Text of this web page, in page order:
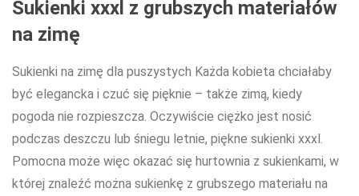
Sukienki xxxl z grubszych materiałów
na zimę
Sukienki na zimę dla puszystych Każda kobieta chciałaby
być elegancka i czuć się pięknie – także zimą, kiedy
pogoda nie rozpieszcza. Oczywiście ciężko jest nosić
podczas deszczu lub śniegu letnie, piękne sukienki xxxl.
Pomocna może więc okazać się hurtownia z sukienkami, w
której znaleźć można sukienkę z grubszego materiału na